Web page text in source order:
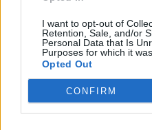
I want to opt-out of
Retention, Sale, and/or
Personal Data that Is
Purposes for which it
Opted Out
CONFIRM
09/08/2026 - 14:34 ΠΟΛΙΤΙΚΗ
Προς εκτύπωση το
εκπαιδευτικό υλικό, τόσο
ηλεκτρονική μορφή»
09/08/2026 - 13:24 ΕΛΛΑΔΑ